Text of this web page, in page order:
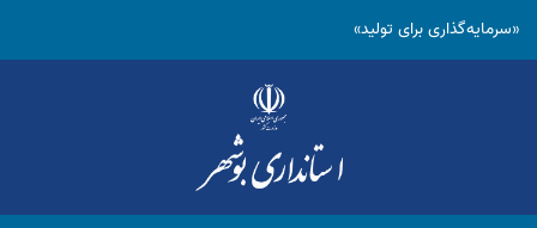
«سرمایه‌گذاری برای تولید»